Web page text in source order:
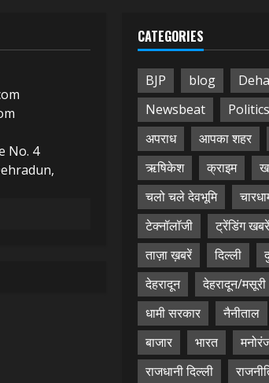
No. 4
CATEGORIES
BJP blog
Newsbeat
Politics
अपराध
आपका शहर
ऋषिकेश
क्राइम
चलो चले देवभूमि
टेक्नॉलॉजी
ट्रेंडिंग खबरें
ताज़ा ख़बरें
दिल्ली
देहरादून
देहरादून/मसूरी
धामी सरकार
नैनीताल
बाजार
भारत
राजधानी दिल्ली